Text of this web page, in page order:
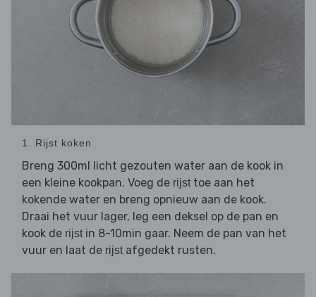
1. Rijst koken
Breng 300ml licht gezouten water aan de kook in
een kleine kookpan. Voeg de rijst toe aan het
kokende water en breng opnieuw aan de kook.
Draai het vuur lager, leg een deksel op de pan en
kook de rijst in 8-10min gaar. Neem de pan van het
vuur en laat de rijst afgedekt rusten.